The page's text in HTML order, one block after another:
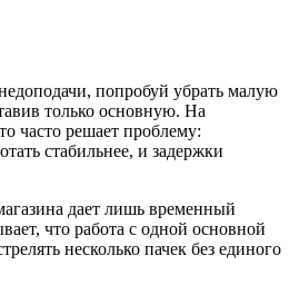
попробуй убрать малую
только основную. На
часто решает проблему:
стабильнее, и задержки
дает лишь временный
что работа с одной основной
несколько пачек без единого